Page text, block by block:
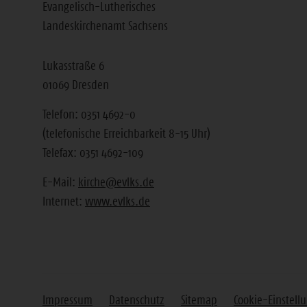
Evangelisch-Lutherisches
Landeskirchenamt Sachsens
Lukasstraße 6
01069 Dresden
Telefon: 0351 4692-0
(telefonische Erreichbarkeit 8-15 Uhr)
Telefax: 0351 4692-109
E-Mail: kirche@evlks.de
Internet: www.evlks.de
Impressum Datenschutz Sitemap Cookie-